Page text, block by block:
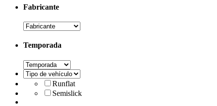
Fabricante
Temporada
Runflat
Semislick